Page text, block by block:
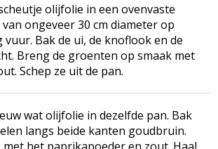
olijfolie in een ovenvaste
ongeveer 30 cm diameter op
vuur. Bak de ui, de knoflook en de
Breng de groenten op smaak met
Schep ze uit de pan.
wat olijfolie in dezelfde pan. Bak
langs beide kanten goudbruin.
het paprikapoeder en zout. Haal